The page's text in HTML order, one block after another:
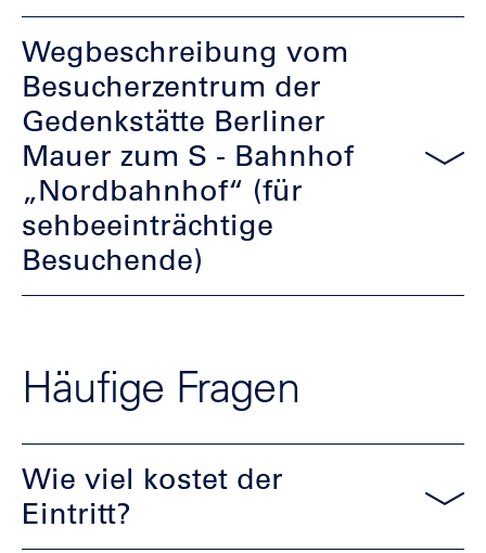
Wegbeschreibung vom
Besucherzentrum der
Gedenkstätte Berliner
Mauer zum S - Bahnhof
„Nordbahnhof“ (für
sehbeeinträchtige
Besuchende)
Häufige Fragen
Wie viel kostet der
Eintritt?